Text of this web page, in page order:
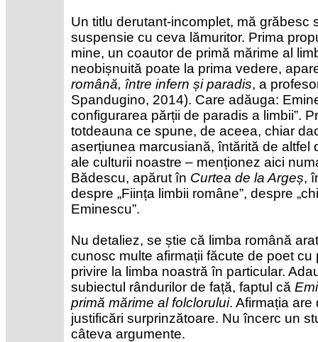
Un titlu derutant-incomplet, mă grăbesc
suspensie cu ceva lămuritor. Prima
mine, un coautor de primă mărime al
neobișnuită poate la prima vedere,
română, între infern și paradis, a
Spandugino, 2014). Care adăuga:
configurarea părții de paradis a limbii”.
totdeauna ce spune, de aceea, chiar
aserțiunea marcusiană, întărită de altfel
ale culturii noastre – menționez aici
Bădescu, apărut în Curtea de la Argeș,
despre „Ființa limbii române”, despre
Eminescu”.
Nu detaliez, se știe că limba română
cunosc multe afirmații făcute de poet
privire la limba noastră în particular.
subiectul rândurilor de față, faptul că
primă mărime al folclorului. Afirmația
justificări surprinzătoare. Nu încerc un
câteva argumente.